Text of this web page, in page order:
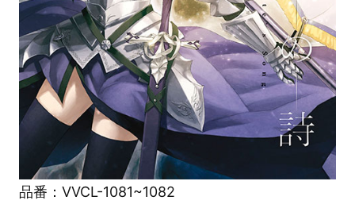
品番：VVCL-1081~1082